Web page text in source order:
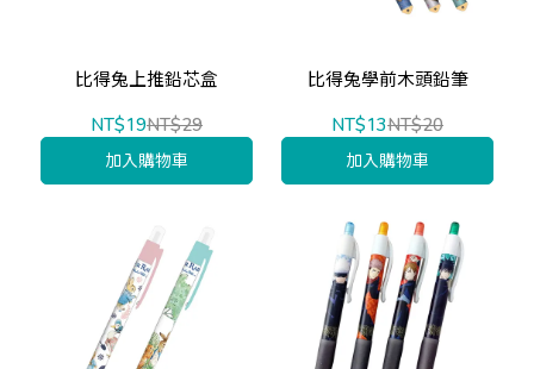
比得兔上推鉛芯盒
NT$19NT$29
加入購物車
比得兔學前木頭鉛筆
NT$13NT$20
加入購物車